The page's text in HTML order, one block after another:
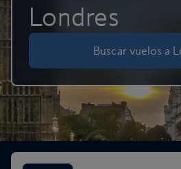
Londres
Buscar vuelos a
Buscar opciones de vuelo